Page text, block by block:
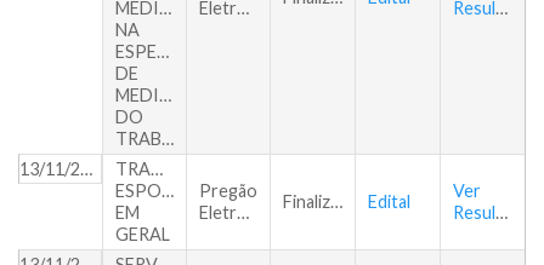
MÉDICOS
NA
ESPECIALIDADE
DE
MEDICINA
DO
TRABALHO
Eletrônico
Resultado
13/11/2018
TRANSPORTE
ESPORÁDICO
EM
GERAL
Pregão
Eletrônico
Finalizado Edital
Ver
Resultado